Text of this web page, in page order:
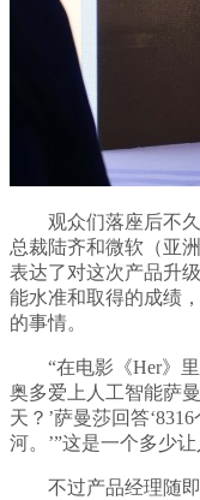
观众们落座后不久
总裁陆齐和微软（亚
表达了对这次产品升
能水准和取得的成绩
的事情。
“在电影《Her》里
奥多爱上人工智能萨
天？’萨曼莎回答
河。’”这是一个多少让
不过产品经理随即